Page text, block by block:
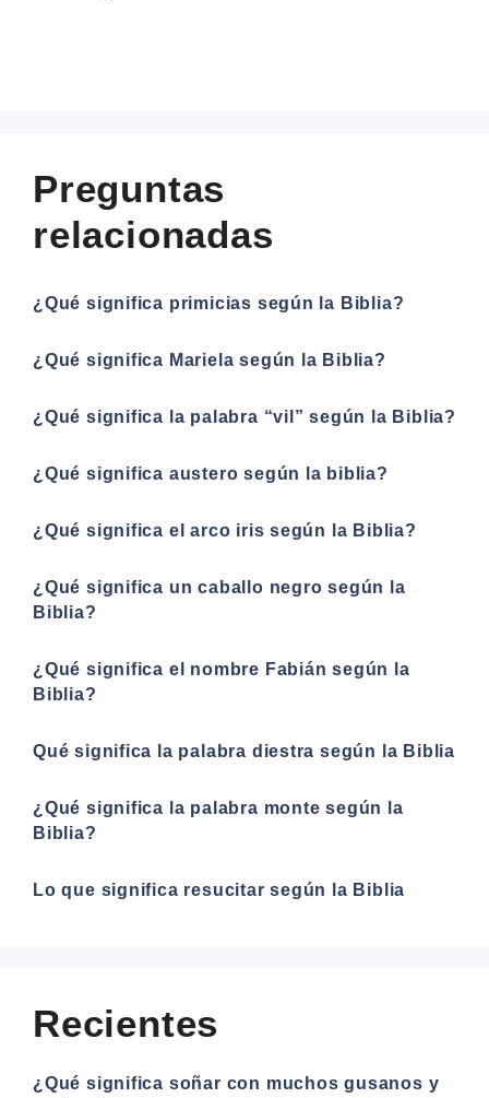
Preguntas
relacionadas
¿Qué significa primicias según la Biblia?
¿Qué significa Mariela según la Biblia?
¿Qué significa la palabra “vil” según la Biblia?
¿Qué significa austero según la biblia?
¿Qué significa el arco iris según la Biblia?
¿Qué significa un caballo negro según la
Biblia?
¿Qué significa el nombre Fabián según la
Biblia?
Qué significa la palabra diestra según la Biblia
¿Qué significa la palabra monte según la
Biblia?
Lo que significa resucitar según la Biblia
Recientes
¿Qué significa soñar con muchos gusanos y